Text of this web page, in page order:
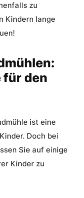
zu
Kindern lange
den
ist eine
Doch bei
Sie auf einige
Kinder zu